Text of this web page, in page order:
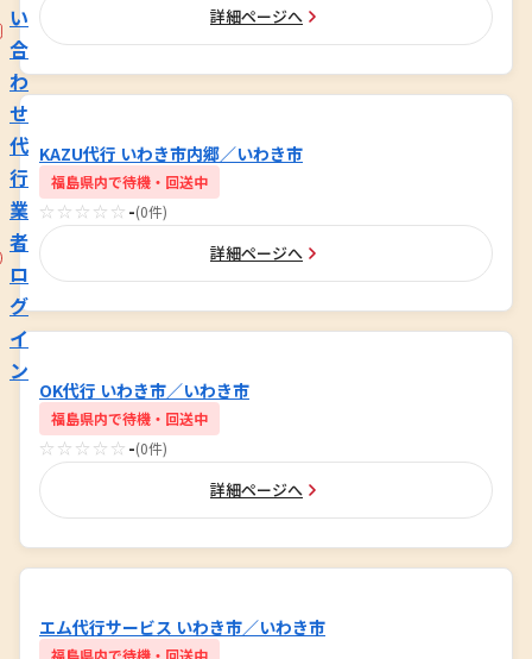
い
合
わ
せ
代
行
業
者
ロ
グ
イ
ン
詳細ページへ
KAZU代行 いわき市内郷／いわき市
福島県内で待機・回送中
☆☆☆☆☆ -(0件)
詳細ページへ
OK代行 いわき市／いわき市
福島県内で待機・回送中
☆☆☆☆☆ -(0件)
詳細ページへ
エム代行サービス いわき市／いわき市
福島県内で待機・回送中